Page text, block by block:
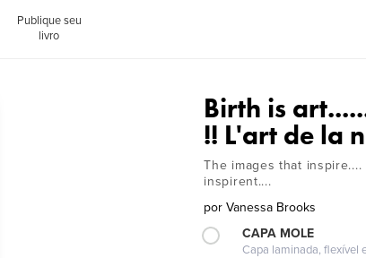
Publique seu
livro
Birth is
!! L'art de la
The images that
inspirent....
por Vanessa Brooks
CAPA MOLE
Capa laminada, flexível